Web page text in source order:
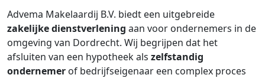
Advema Makelaardij B.V. biedt een uitgebreide
zakelijke dienstverlening aan voor ondernemers in de
omgeving van Dordrecht. Wij begrijpen dat het
afsluiten van een hypotheek als zelfstandig
ondernemer of bedrijfseigenaar een complex proces